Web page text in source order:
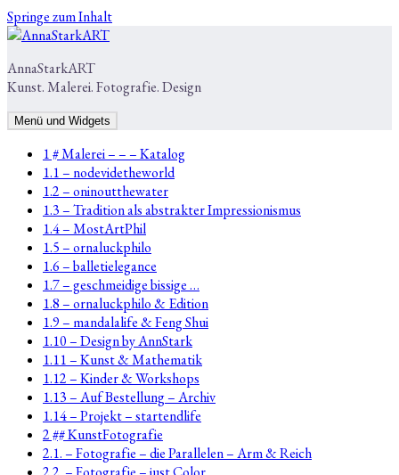
Springe zum Inhalt
AnnaStarkART
Kunst. Malerei. Fotografie. Design
Menü und Widgets
1 # Malerei – – – Katalog
1.1 – nodevidetheworld
1.2 – oninoutthewater
1.3 – Tradition als abstrakter Impressionismus
1.4 – MostArtPhil
1.5 – ornaluckphilo
1.6 – balletielegance
1.7 – geschmeidige bissige …
1.8 – ornaluckphilo & Edition
1.9 – mandalalife & Feng Shui
1.10 – Design by AnnStark
1.11 – Kunst & Mathematik
1.12 – Kinder & Workshops
1.13 – Auf Bestellung – Archiv
1.14 – Projekt – startendlife
2 ## KunstFotografie
2.1. – Fotografie – die Parallelen – Arm & Reich